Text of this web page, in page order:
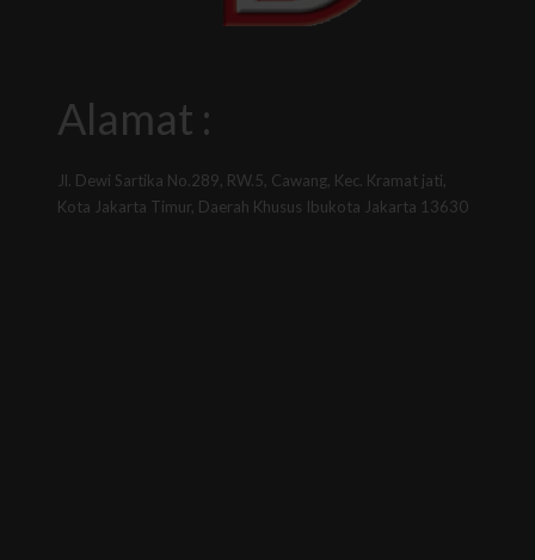
Alamat :
Jl. Dewi Sartika No.289, RW.5, Cawang, Kec. Kramat jati,
Kota Jakarta Timur, Daerah Khusus Ibukota Jakarta 13630